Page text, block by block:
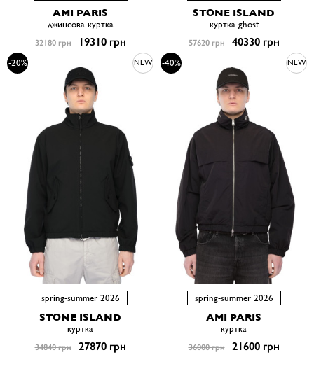
AMI PARIS
джинсова куртка
32180 грн 19310 грн
STONE ISLAND
куртка ghost
57620 грн 40330 грн
-20% NEW
spring-summer 2026
STONE ISLAND
куртка
34840 грн 27870 грн
-40% NEW
spring-summer 2026
AMI PARIS
куртка
36000 грн 21600 грн